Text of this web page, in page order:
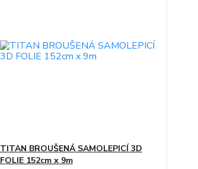
TITAN BROUŠENÁ SAMOLEPICÍ 3D
FOLIE 152cm x 9m